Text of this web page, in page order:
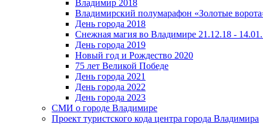
Владимир 2018
Владимирский полумарафон «Золотые
День города 2018
Снежная магия во Владимире 21.12.18 -
День города 2019
Новый год и Рождество 2020
75 лет Великой Победе
День города 2021
День города 2022
День города 2023
СМИ о городе Владимире
Проект туристского кода центра города Владимира